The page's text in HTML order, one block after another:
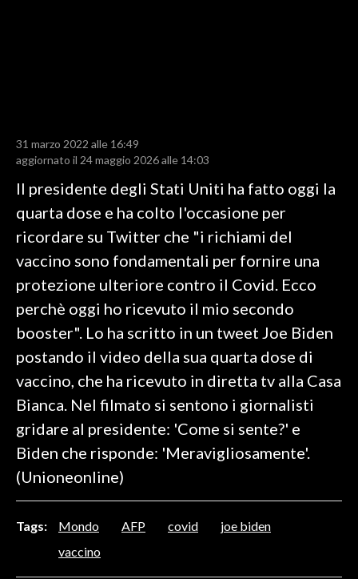
RISULTATI E CLASSIFICHE
CALCIO REGIONALE
BASKET
VOLLEY
MOTORI
TENNIS
ALTRI SPORT
CULTURA
SPETTACOLI
GOSSIP
SALUTE
SARDI NEL MONDO
31 marzo 2022 alle 16:49
aggiornato il 24 maggio 2026 alle 14:03
Il presidente degli Stati Uniti ha fatto oggi la
quarta dose e ha colto l'occasione per
ricordare su Twitter che "i richiami del
vaccino sono fondamentali per fornire una
protezione ulteriore contro il Covid. Ecco
perchè oggi ho ricevuto il mio secondo
booster". Lo ha scritto in un tweet Joe Biden
postando il video della sua quarta dose di
vaccino, che ha ricevuto in diretta tv alla Casa
Bianca. Nel filmato si sentono i giornalisti
gridare al presidente: 'Come si sente?' e
Biden che risponde: 'Meravigliosamente'.
(Unioneonline)
Tags: Mondo AFP covid
joe biden
vaccino